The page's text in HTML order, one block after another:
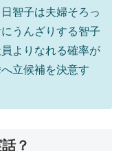
智子は夫婦そろっ
うんざりする智子
よりなれる確率が
立候補を決意す
？